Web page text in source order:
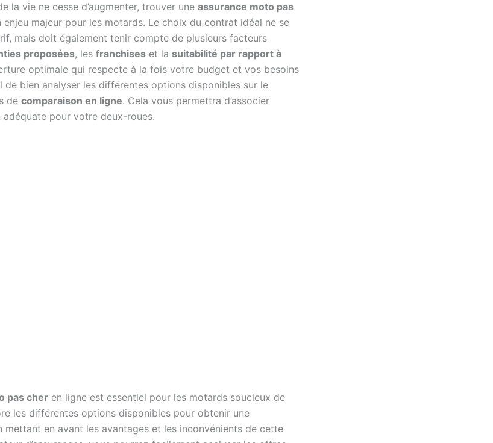
la vie ne cesse d’augmenter, trouver une assurance moto pas
enjeu majeur pour les motards. Le choix du contrat idéal ne se
mais doit également tenir compte de plusieurs facteurs
proposées, les franchises et la suitabilité par rapport à
optimale qui respecte à la fois votre budget et vos besoins
bien analyser les différentes options disponibles sur le
de comparaison en ligne. Cela vous permettra d’associer
adéquate pour votre deux-roues.
pas cher en ligne est essentiel pour les motards soucieux de
les différentes options disponibles pour obtenir une
en avant les avantages et les inconvénients de cette